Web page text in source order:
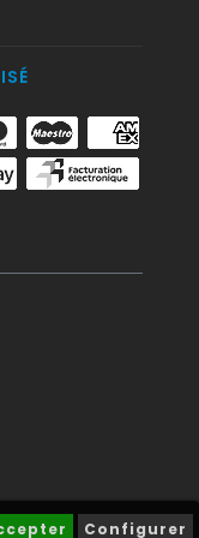
Configurer